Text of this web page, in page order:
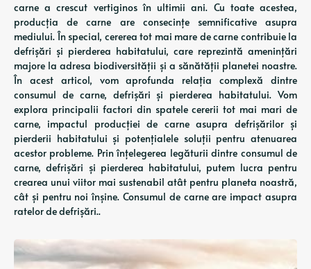
carne a crescut vertiginos în ultimii ani. Cu toate acestea,
producția de carne are consecințe semnificative asupra
mediului. În special, cererea tot mai mare de carne contribuie la
defrișări și pierderea habitatului, care reprezintă amenințări
majore la adresa biodiversității și a sănătății planetei noastre.
În acest articol, vom aprofunda relația complexă dintre
consumul de carne, defrișări și pierderea habitatului. Vom
explora principalii factori din spatele cererii tot mai mari de
carne, impactul producției de carne asupra defrișărilor și
pierderii habitatului și potențialele soluții pentru atenuarea
acestor probleme. Prin înțelegerea legăturii dintre consumul de
carne, defrișări și pierderea habitatului, putem lucra pentru
crearea unui viitor mai sustenabil atât pentru planeta noastră,
cât și pentru noi înșine. Consumul de carne are impact asupra
ratelor de defrișări..